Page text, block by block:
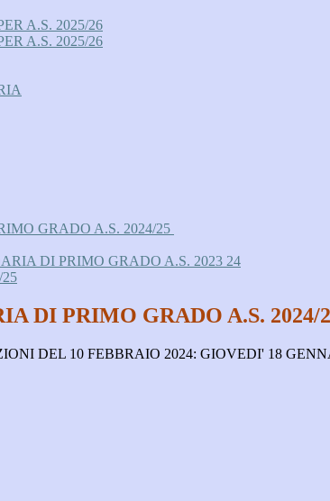
A.S. 2025/26
A.S. 2025/26
GRADO A.S. 2024/25
DI PRIMO GRADO A.S. 2023 24
DI PRIMO GRADO A.S. 2024/
DEL 10 FEBBRAIO 2024: GIOVEDI' 18